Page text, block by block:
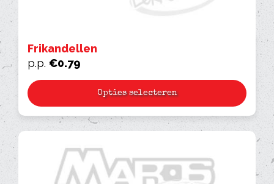
Frikandellen
p.p. €0.79
Opties selecteren